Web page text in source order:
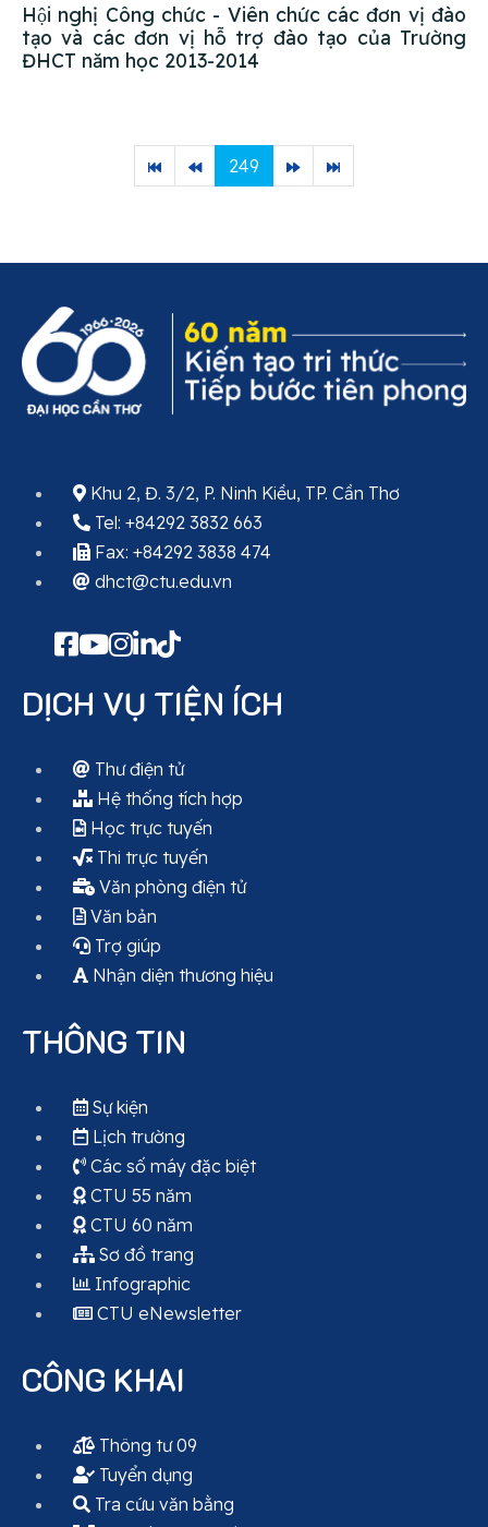
Hội nghị Công chức - Viên chức các đơn vị đào
tạo và các đơn vị hỗ trợ đào tạo của Trường
ĐHCT năm học 2013-2014
249
Khu 2, Đ. 3/2, P. Ninh Kiều, TP. Cần Thơ
Tel: +84292 3832 663
Fax: +84292 3838 474
dhct@ctu.edu.vn
DỊCH VỤ TIỆN ÍCH
Thư điện tử
Hệ thống tích hợp
Học trực tuyến
Thi trực tuyến
Văn phòng điện tử
Văn bản
Trợ giúp
Nhận diện thương hiệu
THÔNG TIN
Sự kiện
Lịch trường
Các số máy đặc biệt
CTU 55 năm
CTU 60 năm
Sơ đồ trang
Infographic
CTU eNewsletter
CÔNG KHAI
Thông tư 09
Tuyển dụng
Tra cứu văn bằng